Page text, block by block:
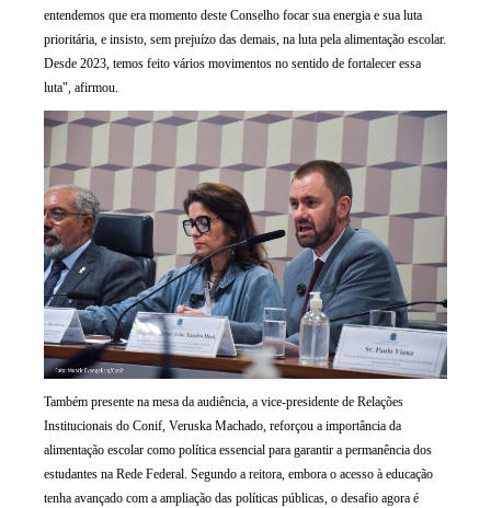
entendemos que era momento deste Conselho focar sua energia e sua luta
prioritária, e insisto, sem prejuízo das demais, na luta pela alimentação escolar.
Desde 2023, temos feito vários movimentos no sentido de fortalecer essa
luta", afirmou.
Também presente na mesa da audiência, a vice-presidente de Relações
Institucionais do Conif, Veruska Machado, reforçou a importância da
alimentação escolar como política essencial para garantir a permanência dos
estudantes na Rede Federal. Segundo a reitora, embora o acesso à educação
tenha avançado com a ampliação das políticas públicas, o desafio agora é